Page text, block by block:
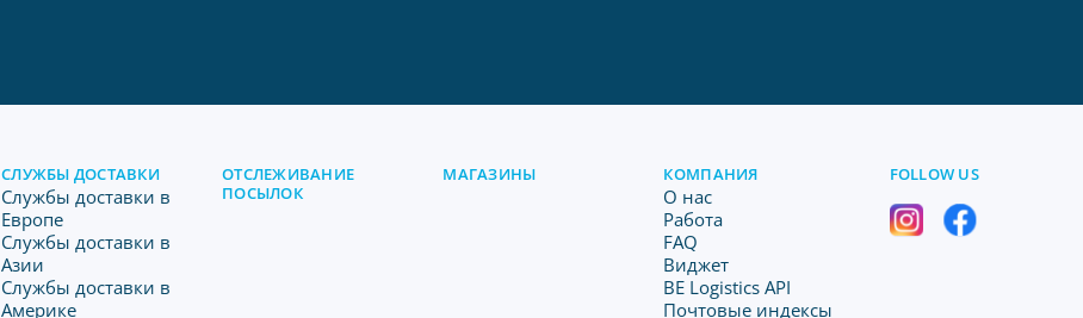
СЛУЖБЫ ДОСТАВКИ
Службы доставки в
Европе
Службы доставки в
Азии
Службы доставки в
Америке
ОТСЛЕЖИВАНИЕ
ПОСЫЛОК
МАГАЗИНЫ КОМПАНИЯ
O нас
Работа
FAQ
Виджет
BE Logistics API
Почтовые индексы
FOLLOW US